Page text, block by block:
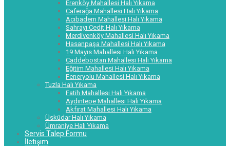
Erenköy Mahallesi Halı Yıkama
Caferağa Mahallesi Halı Yıkama
Acıbadem Mahallesi Halı Yıkama
Sahrayı Cedit Halı Yıkama
Merdivenköy Mahallesi Halı Yıkama
Hasanpaşa Mahallesi Halı Yıkama
19 Mayıs Mahallesi Halı Yıkama
Caddebostan Mahallesi Halı Yıkama
Eğitim Mahallesi Halı Yıkama
Feneryolu Mahallesi Halı Yıkama
Tuzla Halı Yıkama
Fatih Mahallesi Halı Yıkama
Aydıntepe Mahallesi Halı Yıkama
Akfırat Mahallesi Halı Yıkama
Üsküdar Halı Yıkama
Ümraniye Halı Yıkama
Servis Talep Formu
İletişim